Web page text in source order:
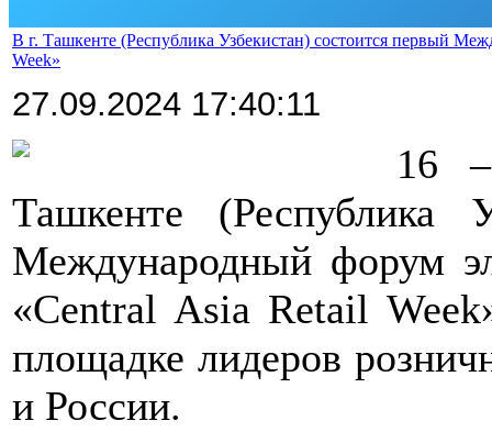
В г. Ташкенте (Республика Узбекистан) состоится первый
Week»
27.09.2024 17:40:11
16
Ташкенте (Республика
Международный форум
«Central Asia Retail
площадке лидеров
и России.